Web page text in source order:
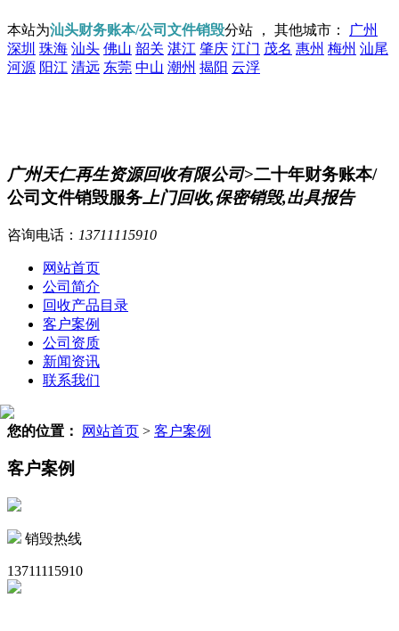
本站为汕头财务账本/公司文件销毁分站 ， 其他城市：
广州
深圳 珠海 汕头 佛山 韶关 湛江 肇庆 江门 茂名 惠州 梅州 汕尾
河源 阳江 清远 东莞 中山 潮州 揭阳 云浮
广州天仁再生资源回收有限公司>二十年财务账本/
公司文件销毁服务 上门回收,保密销毁,出具报告
咨询电话： 13711115910
网站首页
公司简介
回收产品目录
客户案例
公司资质
新闻资讯
联系我们
您的位置： 网站首页 > 客户案例
客户案例
销毁热线
13711115910